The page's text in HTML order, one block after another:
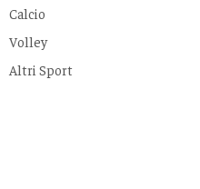
Calcio
Volley
Altri Sport